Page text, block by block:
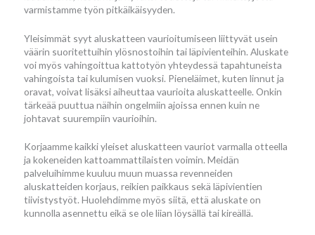
varmistamme työn pitkäikäisyyden.
Yleisimmät syyt aluskatteen vaurioitumiseen liittyvät usein
väärin suoritettuihin ylösnostoihin tai läpivienteihin. Aluskate
voi myös vahingoittua kattotyön yhteydessä tapahtuneista
vahingoista tai kulumisen vuoksi. Pieneläimet, kuten linnut ja
oravat, voivat lisäksi aiheuttaa vaurioita aluskatteelle. Onkin
tärkeää puuttua näihin ongelmiin ajoissa ennen kuin ne
johtavat suurempiin vaurioihin.
Korjaamme kaikki yleiset aluskatteen vauriot varmalla otteella
ja kokeneiden kattoammattilaisten voimin. Meidän
palveluihimme kuuluu muun muassa revenneiden
aluskatteiden korjaus, reikien paikkaus sekä läpivientien
tiivistystyöt. Huolehdimme myös siitä, että aluskate on
kunnolla asennettu eikä se ole liian löysällä tai kireällä.